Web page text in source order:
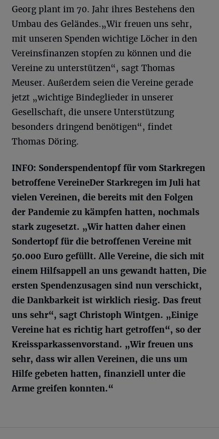
Georg plant im 70. Jahr ihres Bestehens den
Umbau des Geländes.„Wir freuen uns sehr,
mit unseren Spenden wichtige Löcher in den
Vereinsfinanzen stopfen zu können und die
Vereine zu unterstützen“, sagt Thomas
Meuser. Außerdem seien die Vereine gerade
jetzt „wichtige Bindeglieder in unserer
Gesellschaft, die unsere Unterstützung
besonders dringend benötigen“, findet
Thomas Döring.
INFO: Sonderspendentopf für vom Starkregen
betroffene VereineDer Starkregen im Juli hat
vielen Vereinen, die bereits mit den Folgen
der Pandemie zu kämpfen hatten, nochmals
stark zugesetzt. „Wir hatten daher einen
Sondertopf für die betroffenen Vereine mit
50.000 Euro gefüllt. Alle Vereine, die sich mit
einem Hilfsappell an uns gewandt hatten, Die
ersten Spendenzusagen sind nun verschickt,
die Dankbarkeit ist wirklich riesig. Das freut
uns sehr“, sagt Christoph Wintgen. „Einige
Vereine hat es richtig hart getroffen“, so der
Kreissparkassenvorstand. „Wir freuen uns
sehr, dass wir allen Vereinen, die uns um
Hilfe gebeten hatten, finanziell unter die
Arme greifen konnten.“